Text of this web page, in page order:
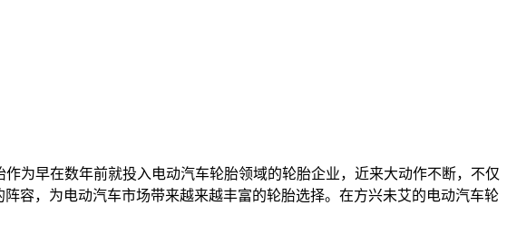
早在数年前就投入电动汽车轮胎领域的轮胎企业，近来大动作不断，不仅
容，为电动汽车市场带来越来越丰富的轮胎选择。在方兴未艾的电动汽车轮